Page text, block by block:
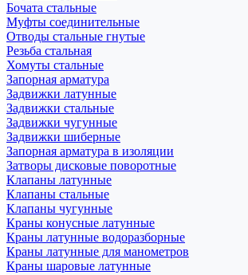
Бочата стальные
Муфты соединительные
Отводы стальные гнутые
Резьба стальная
Хомуты стальные
Запорная арматура
Задвижки латунные
Задвижки стальные
Задвижки чугунные
Задвижки шиберные
Запорная арматура в изоляции
Затворы дисковые поворотные
Клапаны латунные
Клапаны стальные
Клапаны чугунные
Краны конусные латунные
Краны латунные водоразборные
Краны латунные для манометров
Краны шаровые латунные